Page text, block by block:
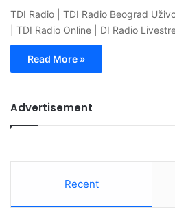
TDI Radio | TDI Radio Beograd
| TDI Radio Online | DI Radio
Read More »
Advertisement
Recent